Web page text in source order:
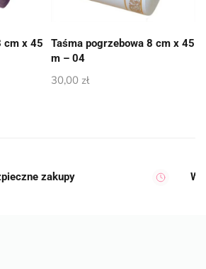
cm x 45
Taśma pogrzebowa 8 cm x 45
m – 04
30,00 zł
zakupy